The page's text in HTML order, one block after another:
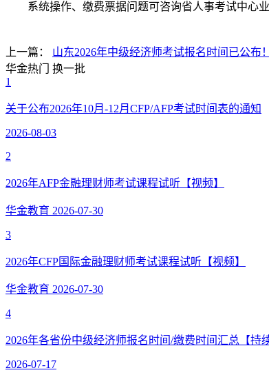
系统操作、缴费票据问题可咨询省人事考试中心业
上一篇： 山东2026年中级经济师考试报名时间已公布！
华金热门
换一批
1
关于公布2026年10月-12月CFP/AFP考试时间表的通知
2026-08-03
2
2026年AFP金融理财师考试课程试听【视频】
华金教育 2026-07-30
3
2026年CFP国际金融理财师考试课程试听【视频】
华金教育 2026-07-30
4
2026年各省份中级经济师报名时间/缴费时间汇总【持
2026-07-17